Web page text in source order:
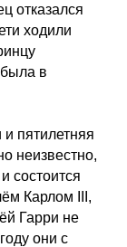
отказался
ходили
в
пятилетняя
неизвестно,
состоится
Карлом III,
Гарри не
они с